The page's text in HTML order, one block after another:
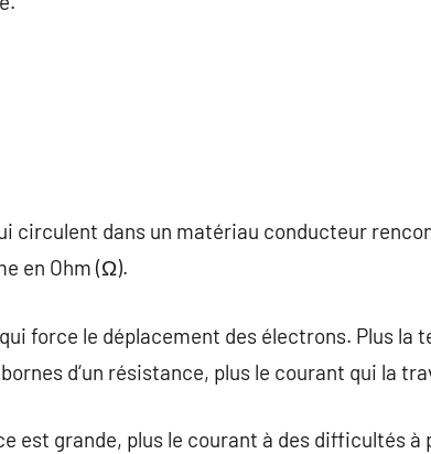
circulent dans un matériau conducteur
en Ohm (Ω).
force le déplacement des électrons. Plus la
d‘un résistance, plus le courant qui la
est grande, plus le courant à des difficultés à